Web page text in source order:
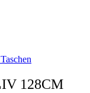
128CM